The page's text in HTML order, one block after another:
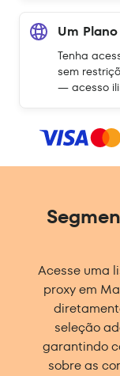
Um
Tenha
sem
— acesso
Acesse uma
proxy em
seleção
garantindo
sobre as